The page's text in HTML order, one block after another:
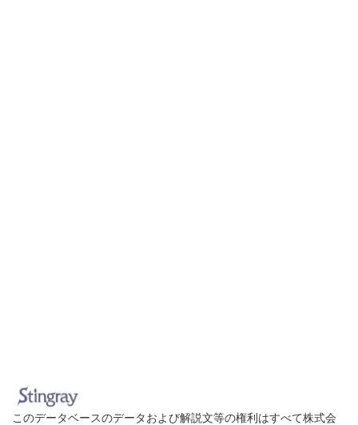
このデータベースのデータおよび解説文等の権利はすべて株式会